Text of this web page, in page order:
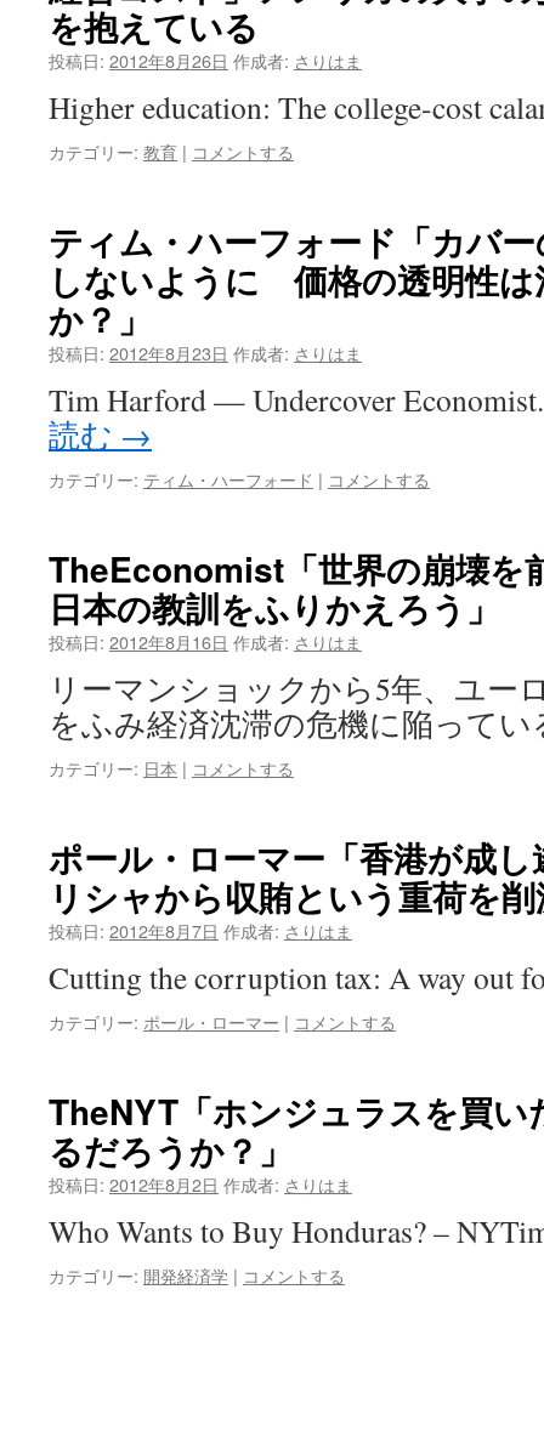
を抱えている
投稿日: 2012年8月26日 作成者: さりはま
Higher education: The college-cost
カテゴリー: 教育 | コメントする
ティム・ハーフォード「カバ
しないように 価格の透明性は
か？」
投稿日: 2012年8月23日 作成者: さりはま
Tim Harford — Undercover
読む →
カテゴリー: ティム・ハーフォード | コメントする
TheEconomist「世界の崩壊を
日本の教訓をふりかえろう」
投稿日: 2012年8月16日 作成者: さりはま
リーマンショックから5年、ユー
をふみ経済沈滞の危機に陥って
カテゴリー: 日本 | コメントする
ポール・ローマー「香港が成
リシャから収賄という重荷を
投稿日: 2012年8月7日 作成者: さりはま
Cutting the corruption tax: A way out
カテゴリー: ポール・ローマー | コメントする
TheNYT「ホンジュラスを買い
るだろうか？」
投稿日: 2012年8月2日 作成者: さりはま
Who Wants to Buy Honduras? –
カテゴリー: 開発経済学 | コメントする